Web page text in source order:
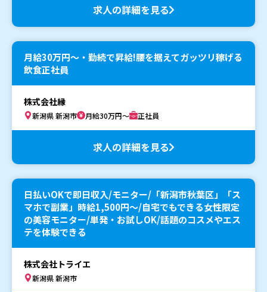
求人の詳細を見る
月給30万円〜・勤続で昇給!腰を据えてガッツリ稼げる
飲食正社員
株式会社縁
新潟県 新潟市 月給30万円～ 正社員
求人の詳細を見る
日払いOKで即日収入/モニター/「新潟市秋葉区」「ス
マホで副業」時給1,500円〜/自宅でもできる女性限定
の美容モニター/単発・お試しOK/話題のコスメやエス
テを体験できる
株式会社トライエ
新潟県 新潟市